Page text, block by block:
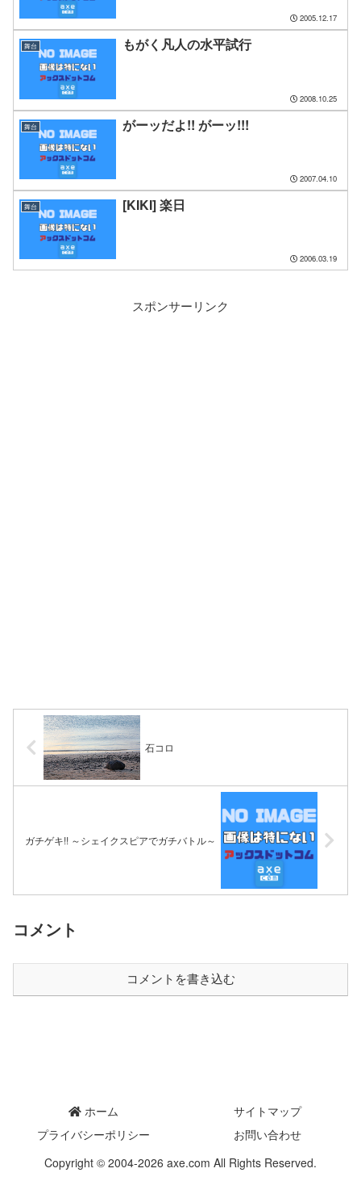
2005.12.17
舞台 もがく凡人の水平試行
2008.10.25
舞台 がーッだよ!! がーッ!!!
2007.04.10
舞台 [KIKI] 楽日
2006.03.19
スポンサーリンク
石コロ
ガチゲキ!! ～シェイクスピアでガチバトル～
コメント
コメントを書き込む
ホーム
サイトマップ
プライバシーポリシー
お問い合わせ
Copyright © 2004-2026 axe.com All Rights Reserved.